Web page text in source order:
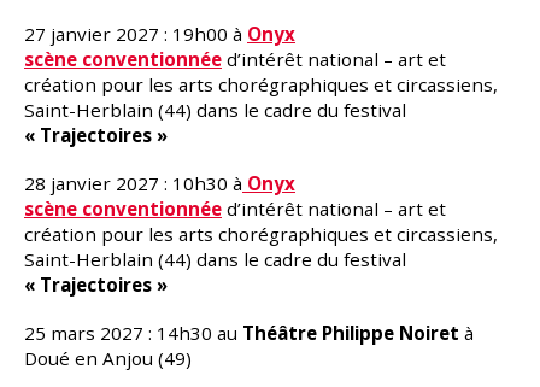
27 janvier 2027 : 19h00 à Onyx
scène conventionnée d’intérêt national – art et
création pour les arts chorégraphiques et circassiens,
Saint-Herblain (44) dans le cadre du festival
« Trajectoires »
28 janvier 2027 : 10h30 à Onyx
scène conventionnée d’intérêt national – art et
création pour les arts chorégraphiques et circassiens,
Saint-Herblain (44) dans le cadre du festival
« Trajectoires »
25 mars 2027 : 14h30 au Théâtre Philippe Noiret à
Doué en Anjou (49)